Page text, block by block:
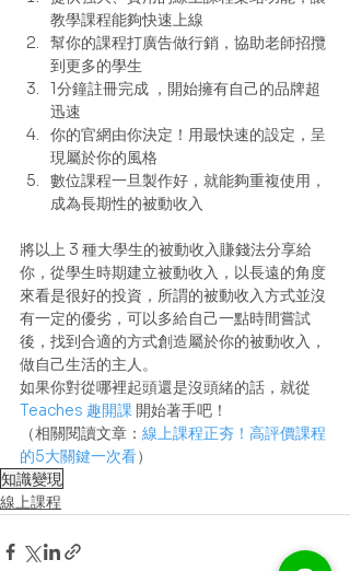
教學課程能夠快速上線
幫你的課程打廣告做行銷，協助老師招攬
到更多的學生
1分鐘註冊完成 ，開始擁有自己的品牌超
迅速
你的官網由你決定！用最快速的設定，呈
現屬於你的風格
數位課程一旦製作好，就能夠重複使用，
成為長期性的被動收入
將以上 3 種大學生的被動收入賺錢法分享給
你，從學生時期建立被動收入，以長遠的角度
來看是很好的投資，所謂的被動收入方式並沒
有一定的優劣，可以多給自己一點時間嘗試
後，找到合適的方式創造屬於你的被動收入，
做自己生活的主人。
如果你對從哪裡起頭還是沒頭緒的話，就從
Teaches 趣開課 開始著手吧！
（相關閱讀文章： 線上課程正夯！高評價課程
的5大關鍵一次看）
知識變現
線上課程